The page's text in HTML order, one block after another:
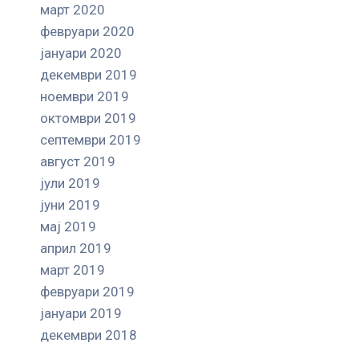
март 2020
февруари 2020
јануари 2020
декември 2019
ноември 2019
октомври 2019
септември 2019
август 2019
јули 2019
јуни 2019
мај 2019
април 2019
март 2019
февруари 2019
јануари 2019
декември 2018